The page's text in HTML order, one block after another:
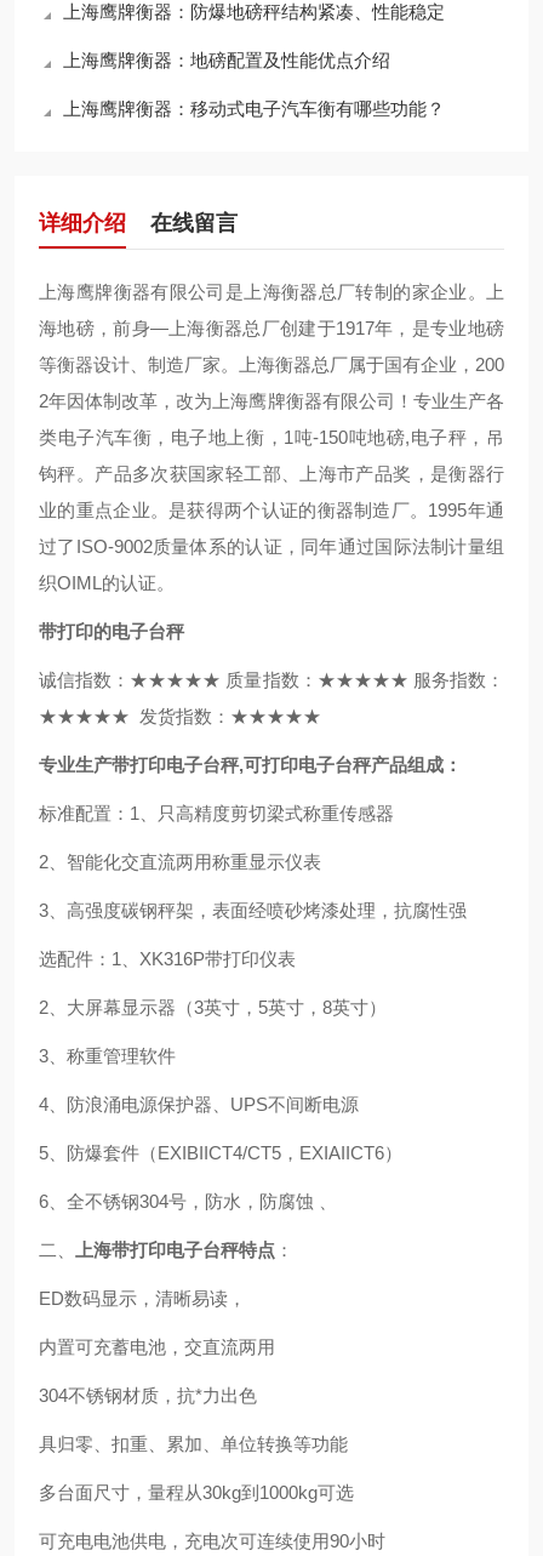
上海鹰牌衡器：防爆地磅秤结构紧凑、性能稳定
上海鹰牌衡器：地磅配置及性能优点介绍
上海鹰牌衡器：移动式电子汽车衡有哪些功能？
详细介绍 在线留言
上海鹰牌衡器有限公司是上海衡器总厂转制的家企业。上
海地磅，前身—上海衡器总厂创建于1917年，是专业地磅
等衡器设计、制造厂家。上海衡器总厂属于国有企业，200
2年因体制改革，改为上海鹰牌衡器有限公司！专业生产各
类电子汽车衡，电子地上衡，1吨-150吨地磅,电子秤，吊
钩秤。产品多次获国家轻工部、上海市产品奖，是衡器行
业的重点企业。是获得两个认证的衡器制造厂。1995年通
过了ISO-9002质量体系的认证，同年通过国际法制计量组
织OIML的认证。
带打印的电子台秤
诚信指数：★★★★★ 质量指数：★★★★★ 服务指数：
★★★★★ 发货指数：★★★★★
专业生产带打印电子台秤,可打印电子台秤产品组成：
标准配置：1、只高精度剪切梁式称重传感器
2、智能化交直流两用称重显示仪表
3、高强度碳钢秤架，表面经喷砂烤漆处理，抗腐性强
选配件：1、XK316P带打印仪表
2、大屏幕显示器（3英寸，5英寸，8英寸）
3、称重管理软件
4、防浪涌电源保护器、UPS不间断电源
5、防爆套件（EXIBIICT4/CT5，EXIAIICT6）
6、全不锈钢304号，防水，防腐蚀 、
二、 上海带打印电子台秤特点 ：
ED数码显示，清晰易读，
内置可充蓄电池，交直流两用
304不锈钢材质，抗*力出色
具归零、扣重、累加、单位转换等功能
多台面尺寸，量程从30kg到1000kg可选
可充电电池供电，充电次可连续使用90小时